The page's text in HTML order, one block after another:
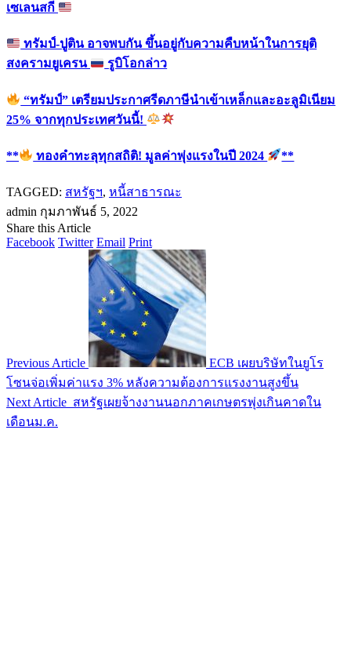
เซเลนสกี
ทรัมป์-ปูติน อาจพบกัน ขึ้นอยู่กับความคืบหน้าในการยุติ
สงครามยูเครน
รูบิโอกล่าว
“ทรัมป์” เตรียมประกาศรีดภาษีนำเข้าเหล็กและอะลูมิเนียม
25% จากทุกประเทศวันนี้!
** ทองคำทะลุทุกสถิติ! มูลค่าพุ่งแรงในปี 2024 **
TAGGED: สหรัฐฯ, หนี้สาธารณะ
admin กุมภาพันธ์ 5, 2022
Share this Article
Facebook Twitter Email Print
Previous Article
ECB เผยบริษัทในยูโร
โซนจ่อเพิ่มค่าแรง 3% หลังความต้องการแรงงานสูงขึ้น
Next Article สหรัฐเผยจ้างงานนอกภาคเกษตรพุ่งเกินคาดใน
เดือนม.ค.